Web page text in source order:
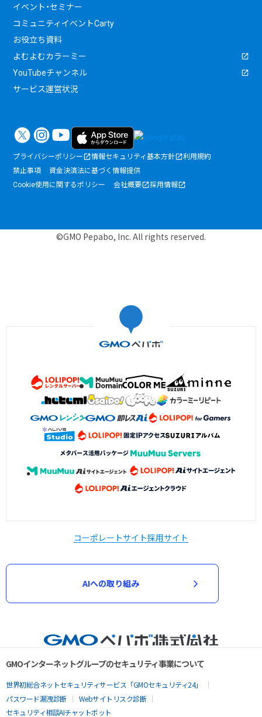
イベント・セミナー
コミュニティイベントCarty
お役立ち資料
よむよむカラーミー
YouTubeチャンネル
サービス運営状況
プライバシーポリシー 情報セキュリティ基本方針
利用規約
禁止事項
資金決済法に基づく情報提供
Cookie使用に関するポリシー
会社概要 採用情報
©GMO Pepabo, Inc. All rights reserved.
コーポレートサイト採用サイト
AIへの取り組み
GMOインターネットグループのセキュリティ事業について
世界初総合ネットセキュリティサービス「GMOセキュリティ24」
パスワード漏洩診断
Webサイトリスク診断
セキュリティ相談AIチャットボット